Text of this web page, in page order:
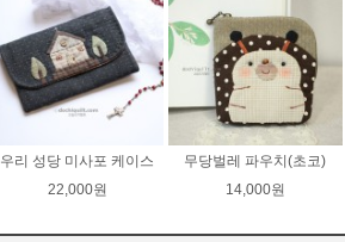
우리 성당 미사포 케이스
22,000원
무당벌레 파우치(초코)
14,000원